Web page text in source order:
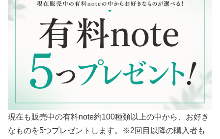
現在も販売中の有料note約100種類以上の中から、お好き
なものを5つプレゼントします。※2回目以降の購入者も